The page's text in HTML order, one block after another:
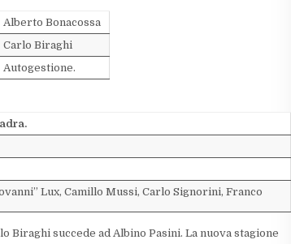
Alberto Bonacossa
Carlo Biraghi
Autogestione.
Lux, Camillo Mussi, Carlo Signorini, Franco
Biraghi succede ad Albino Pasini. La nuova stagione